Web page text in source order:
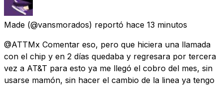
Made (@vansmorados) reportó hace 13 minutos
@ATTMx Comentar eso, pero que hiciera una llamada
con el chip y en 2 días quedaba y regresara por tercera
vez a AT&T para esto ya me llegó el cobro del mes, sin
usarse mamón, sin hacer el cambio de la linea ya tengo